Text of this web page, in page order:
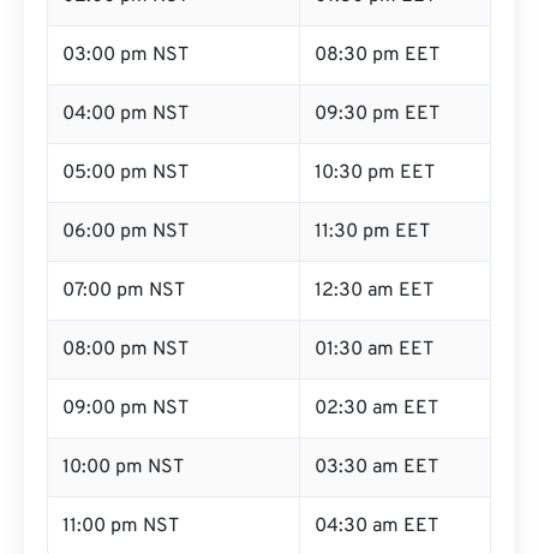
03:00 pm NST 08:30 pm EET
04:00 pm NST 09:30 pm EET
05:00 pm NST 10:30 pm EET
06:00 pm NST 11:30 pm EET
07:00 pm NST 12:30 am EET
08:00 pm NST 01:30 am EET
09:00 pm NST 02:30 am EET
10:00 pm NST 03:30 am EET
11:00 pm NST 04:30 am EET